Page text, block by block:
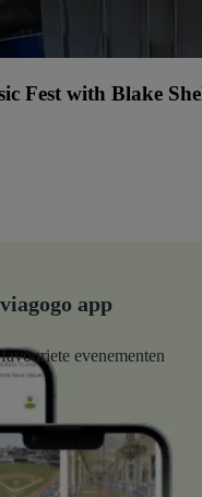
Fest with Blake
app
evenementen